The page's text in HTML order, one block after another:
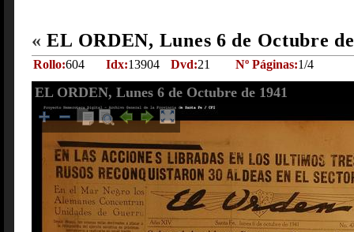
« EL ORDEN, Lunes 6 de Octubre
Rollo:604 Idx:13904 Dvd:21 Nº Páginas:1/4
EL ORDEN, Lunes 6 de Octubre de 1941